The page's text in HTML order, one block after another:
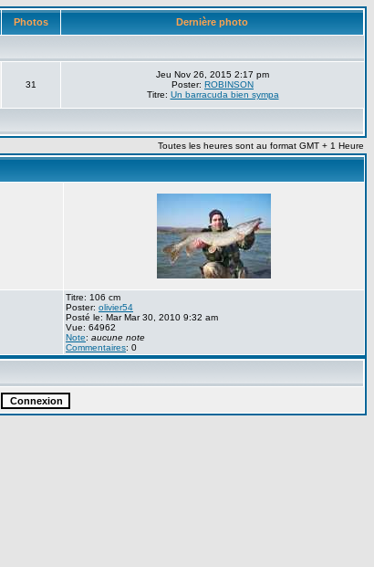
Photos Dernière photo
31
Jeu Nov 26, 2015 2:17 pm
Poster: ROBINSON
Titre: Un barracuda bien sympa
Toutes les heures sont au format GMT + 1 Heure
Titre: 106 cm
Poster: olivier54
Posté le: Mar Mar 30, 2010 9:32 am
Vue: 64962
Note: aucune note
Commentaires: 0